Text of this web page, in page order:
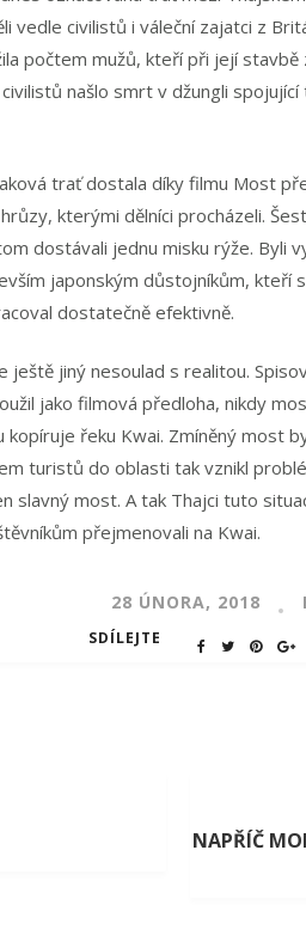
vedle civilistů i váleční zajatci z
počtem mužů, kteří při její
našlo smrt v džungli
trať dostala díky filmu Most
kterými dělníci procházeli.
dostávali jednu misku rýže. Byli
japonským důstojníkům, kteří
dostatečně efektivně.
ještě jiný nesoulad s realitou.
jako filmová předloha, nikdy
kopíruje řeku Kwai. Zmíněný most
turistů do oblasti tak vznikl
slavný most. A tak Thajci tuto
přejmenovali na Kwai.
28 ÚNORA, 2018
SDÍLEJTE
NAPŘÍČ